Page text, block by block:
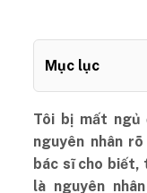
Mục lục
Tôi bị mất ngủ
nguyên nhân
bác sĩ cho biết,
là nguyên